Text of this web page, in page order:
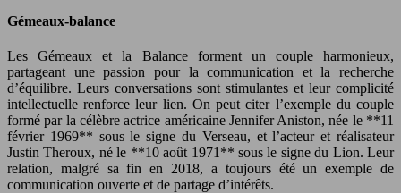
Gémeaux-balance
Les Gémeaux et la Balance forment un couple harmonieux,
partageant une passion pour la communication et la recherche
d’équilibre. Leurs conversations sont stimulantes et leur complicité
intellectuelle renforce leur lien. On peut citer l’exemple du couple
formé par la célèbre actrice américaine Jennifer Aniston, née le **11
février 1969** sous le signe du Verseau, et l’acteur et réalisateur
Justin Theroux, né le **10 août 1971** sous le signe du Lion. Leur
relation, malgré sa fin en 2018, a toujours été un exemple de
communication ouverte et de partage d’intérêts.